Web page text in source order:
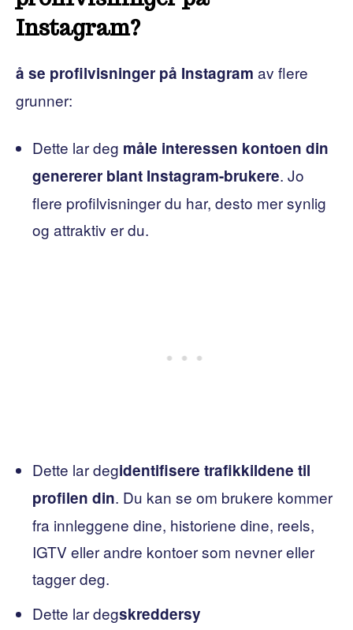
Instagram?
å se profilvisninger på Instagram av flere
grunner:
Dette lar deg måle interessen kontoen din
genererer blant Instagram-brukere. Jo
flere profilvisninger du har, desto mer synlig
og attraktiv er du.
Dette lar degidentifisere trafikkildene til
profilen din. Du kan se om brukere kommer
fra innleggene dine, historiene dine, reels,
IGTV eller andre kontoer som nevner eller
tagger deg.
Dette lar degskreddersy